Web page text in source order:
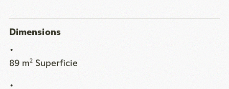
Dimensions
89 m2Superficie